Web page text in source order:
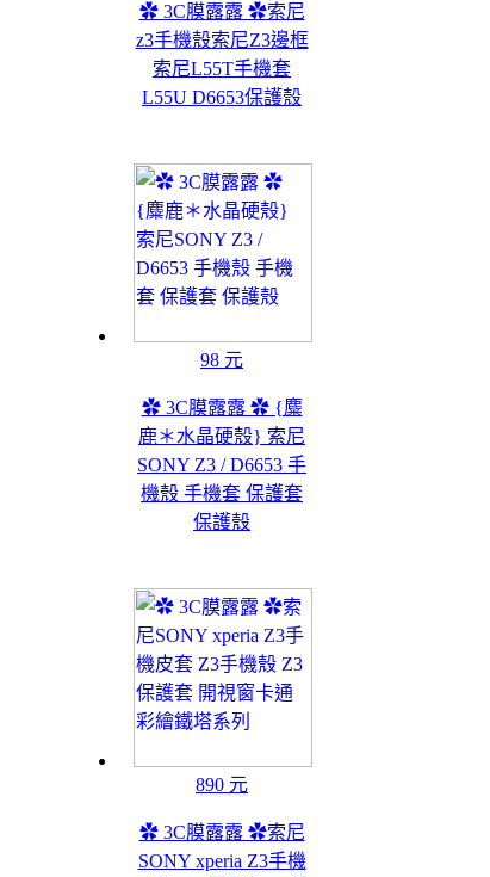
✿ 3C膜露露 ✿索尼
z3手機殼索尼Z3邊框
索尼L55T手機套
L55U D6653保護殼
98 元
✿ 3C膜露露 ✿ {麋
鹿＊水晶硬殼} 索尼
SONY Z3 / D6653 手
機殼 手機套 保護套
保護殼
890 元
✿ 3C膜露露 ✿索尼
SONY xperia Z3手機